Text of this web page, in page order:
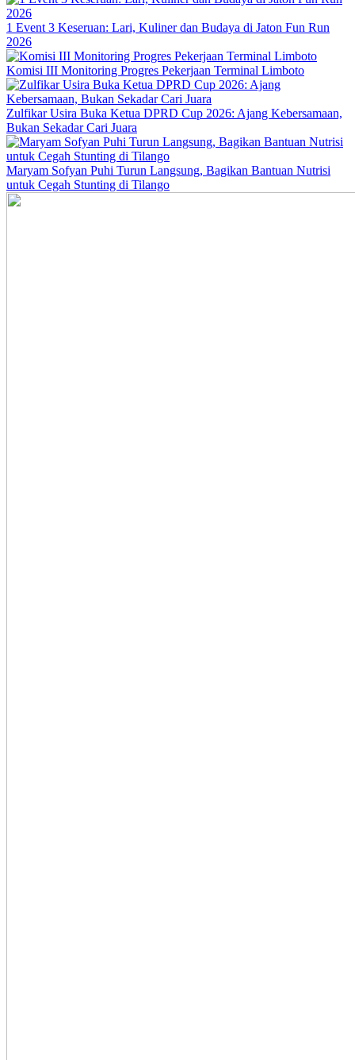
1 Event 3 Keseruan: Lari, Kuliner dan Budaya di Jaton Fun Run
2026
Komisi III Monitoring Progres Pekerjaan Terminal Limboto
Zulfikar Usira Buka Ketua DPRD Cup 2026: Ajang Kebersamaan,
Bukan Sekadar Cari Juara
Maryam Sofyan Puhi Turun Langsung, Bagikan Bantuan Nutrisi
untuk Cegah Stunting di Tilango